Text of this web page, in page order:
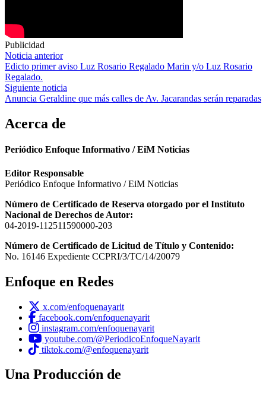
Publicidad
Navegación
de
entradas
Noticia anterior
Edicto primer aviso Luz Rosario Regalado Marin y/o Luz Rosario
Regalado.
Siguiente noticia
Anuncia Geraldine que más calles de Av. Jacarandas serán reparadas
Acerca de
Periódico Enfoque Informativo / EiM Noticias
Editor Responsable
Periódico Enfoque Informativo / EiM Noticias
Número de Certificado de Reserva otorgado por el Instituto
Nacional de Derechos de Autor:
04-2019-112511590000-203
Número de Certificado de Licitud de Título y Contenido:
No. 16146 Expediente CCPRI/3/TC/14/20079
Enfoque en Redes
x.com/enfoquenayarit
facebook.com/enfoquenayarit
instagram.com/enfoquenayarit
youtube.com/@PeriodicoEnfoqueNayarit
tiktok.com/@enfoquenayarit
Una Producción de